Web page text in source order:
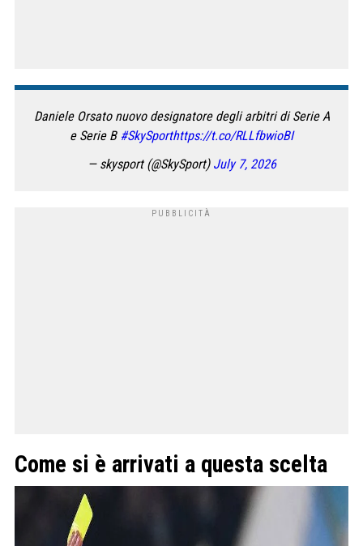
Daniele Orsato nuovo designatore degli arbitri di Serie A
e Serie B #SkySporthttps://t.co/RLLfbwioBI
— skysport (@SkySport) July 7, 2026
Come si è arrivati a questa scelta